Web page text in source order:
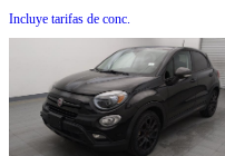
Incluye tarifas de conc.